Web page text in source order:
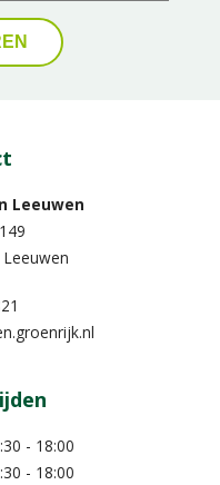
Leeuwen​
Leeuwen
- 18:00
- 18:00